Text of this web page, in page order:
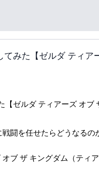
みた【ゼルダ ティア
闘を任せたらどうなるの
ブ ザ キングダム（ティ